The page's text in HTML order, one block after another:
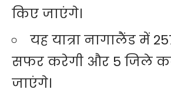
किए जाएंगे।
यह यात्रा नागालैंड में
सफर करेगी और 5 जिले
जाएंगे।